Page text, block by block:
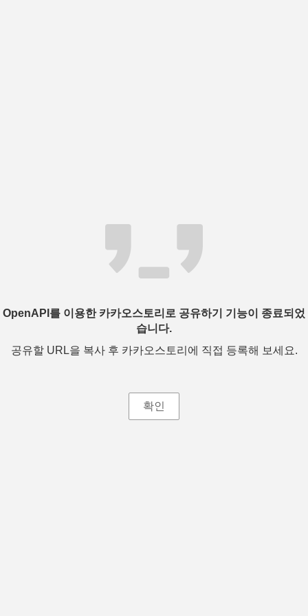
OpenAPI를 이용한 카카오스토리로 공유하기 기능이 종료되었
습니다.
공유할 URL을 복사 후 카카오스토리에 직접 등록해 보세요.
확인